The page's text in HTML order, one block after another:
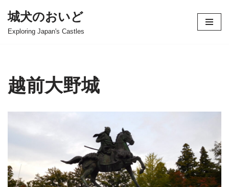
コ
ツ
へ
キ
城犬のおいど
Exploring Japan's Castles
越前大野城